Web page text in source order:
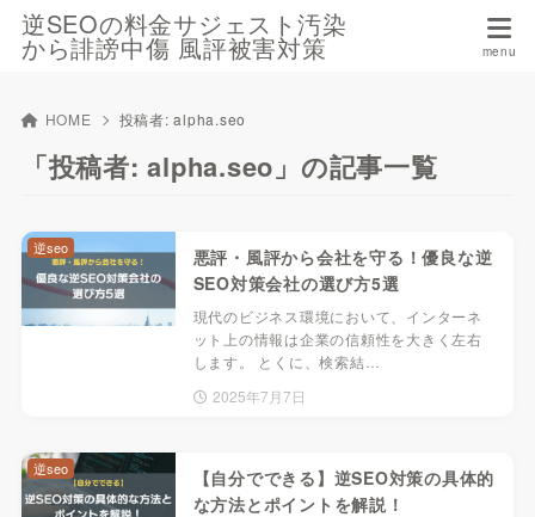
逆SEOの料金サジェスト汚染
から誹謗中傷 風評被害対策
HOME 投稿者:alpha.seo
「投稿者: alpha.seo」の記事一覧
悪評・風評から会社を守る！優良な逆
SEO対策会社の選び方5選
現代のビジネス環境において、インターネ
ット上の情報は企業の信頼性を大きく左右
します。 とくに、検索結…
2025年7月7日
逆seo
【自分でできる】逆SEO対策の具体的
な方法とポイントを解説！
逆seo